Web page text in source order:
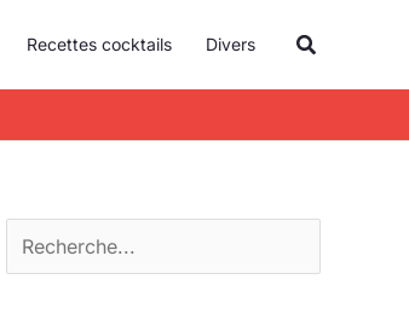
Recettes cocktails Divers
c
h